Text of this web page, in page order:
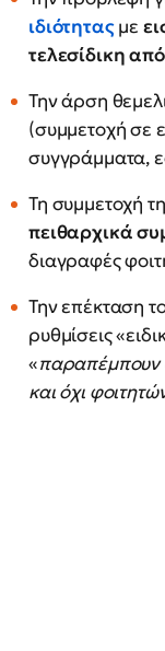
ιδιότηταςμε
τελεσίδικη
Την άρση
(συμμετοχή σε
συγγράμματα,
Τη συμμετοχή
πειθαρχικά
διαγραφές
Την επέκταση
ρυθμίσεις
«παραπέμπουν
και όχι